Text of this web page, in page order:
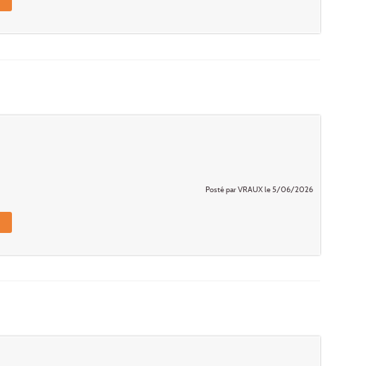
Posté par VRAUX le 5/06/2026